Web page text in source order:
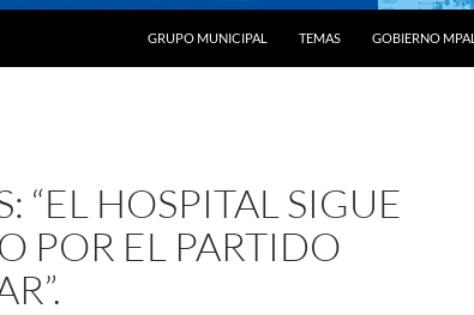
GRUPO MUNICIPAL
TEMAS GOBIERNO MPAL
“EL HOSPITAL SIGUE
POR EL PARTIDO